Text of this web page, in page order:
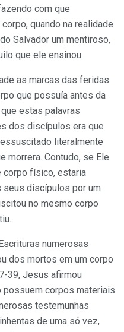
com que
quando na realidade
Salvador um mentiroso,
que ele ensinou.
as marcas das feridas
que possuía antes da
estas palavras
dos discípulos era que
literalmente
morrera. Contudo, se Ele
físico, estaria
seus discípulos por um
no mesmo corpo
numerosas
dos mortos em um corpo
39, Jesus afirmou
corpos materiais
testemunhas
de uma só vez,